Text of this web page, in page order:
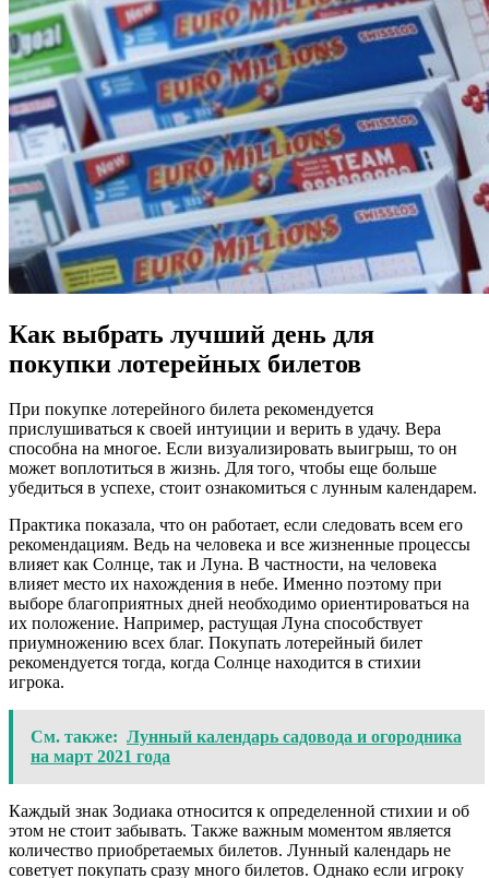
Как выбрать лучший день для
покупки лотерейных билетов
При покупке лотерейного билета рекомендуется
прислушиваться к своей интуиции и верить в удачу. Вера
способна на многое. Если визуализировать выигрыш, то он
может воплотиться в жизнь. Для того, чтобы еще больше
убедиться в успехе, стоит ознакомиться с лунным календарем.
Практика показала, что он работает, если следовать всем его
рекомендациям. Ведь на человека и все жизненные процессы
влияет как Солнце, так и Луна. В частности, на человека
влияет место их нахождения в небе. Именно поэтому при
выборе благоприятных дней необходимо ориентироваться на
их положение. Например, растущая Луна способствует
приумножению всех благ. Покупать лотерейный билет
рекомендуется тогда, когда Солнце находится в стихии
игрока.
См. также: Лунный календарь садовода и огородника
на март 2021 года
Каждый знак Зодиака относится к определенной стихии и об
этом не стоит забывать. Также важным моментом является
количество приобретаемых билетов. Лунный календарь не
советует покупать сразу много билетов. Однако если игроку